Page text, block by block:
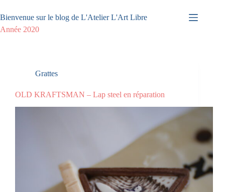
au
contenu
Bienvenue sur le blog de L'Atelier L'Art Libre
Année 2020
Grattes
OLD KRAFTSMAN – Lap steel en réparation